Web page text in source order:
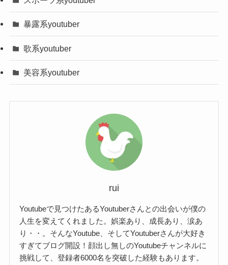
暴露系youtuber
歌系youtuber
美容系youtuber
rui
Youtubeで見つけたあるYoutuberさんとの出会いが僕の
人生を変えてくれました。娯楽あり、成長あり、涙あ
り・・。そんなYoutube、そしてYoutuberさんが大好き
すぎてブログ開設！顔出し無しのYoutubeチャンネルに
挑戦して、登録者6000名を突破した経験もあります。